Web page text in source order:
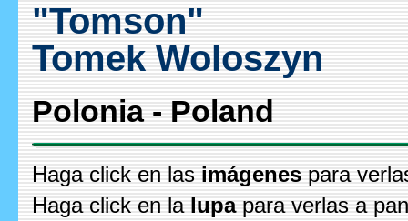
"Tomson"
Tomek Woloszyn
Polonia - Poland
Haga click en las imágenes para
Haga click en la lupapara verlas a